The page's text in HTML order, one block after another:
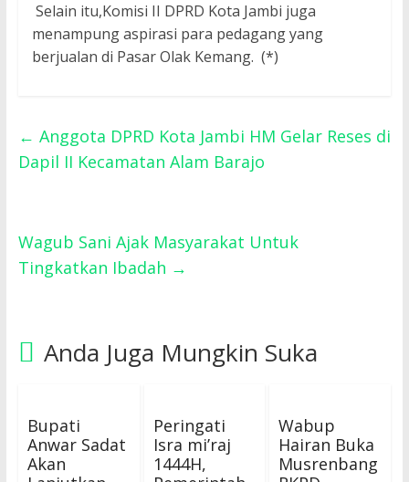
Selain itu,Komisi II DPRD Kota Jambi juga
menampung aspirasi para pedagang yang
berjualan di Pasar Olak Kemang. (*)
← Anggota DPRD Kota Jambi HM Gelar Reses di
Dapil II Kecamatan Alam Barajo
Wagub Sani Ajak Masyarakat Untuk
Tingkatkan Ibadah →
Anda Juga Mungkin Suka
Bupati
Anwar Sadat
Akan
Peringati
Isra mi’raj
1444H,
Wabup
Hairan Buka
Musrenbang